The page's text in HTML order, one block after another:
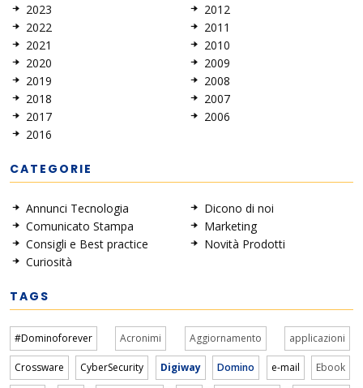
2023
2022
2021
2020
2019
2018
2017
2016
2012
2011
2010
2009
2008
2007
2006
CATEGORIE
Annunci Tecnologia
Comunicato Stampa
Consigli e Best practice
Curiosità
Dicono di noi
Marketing
Novità Prodotti
TAGS
#Dominoforever Acronimi Aggiornamento applicazioni
Crossware CyberSecurity Digiway Domino e-mail Ebook